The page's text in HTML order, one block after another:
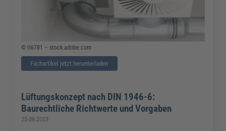
© tl6781 – stock.adobe.com
Fachartikel jetzt herunterladen
Lüftungskonzept nach DIN 1946-6:
Baurechtliche Richtwerte und Vorgaben
25.08.2023